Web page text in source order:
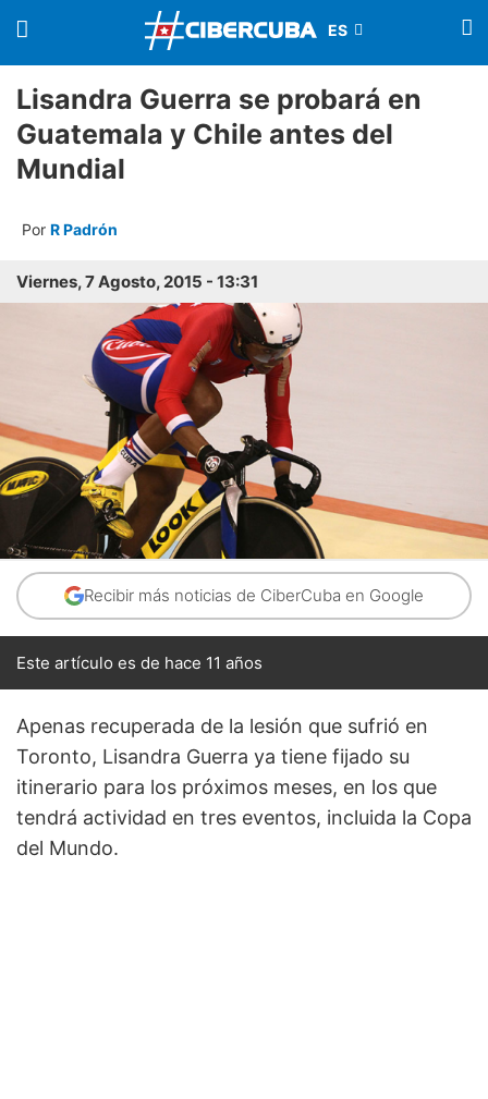
Lisandra Guerra se probará en
Guatemala y Chile antes del
Mundial
Por R Padrón
Viernes, 7 Agosto, 2015 - 13:31
Recibir más noticias de CiberCuba en Google
Este artículo es de hace 11 años
Apenas recuperada de la lesión que sufrió en
Toronto, Lisandra Guerra ya tiene fijado su
itinerario para los próximos meses, en los que
tendrá actividad en tres eventos, incluida la Copa
del Mundo.